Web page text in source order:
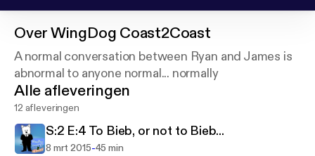
OverWingDog Coast2Coast
A normal conversation between Ryan and James is
abnormal to anyone normal... normally
Alle afleveringen
12 afleveringen
S:2 E:4 To Bieb, or not to Bieb...
8 mrt 2015-45 min